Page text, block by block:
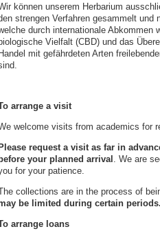
können unserem Herbarium
strengen Verfahren gesammelt und
durch internationale Abkommen
biologische Vielfalt (CBD) und das
Handel mit gefährdeten Arten
arrange a visit
welcome visits from academics for
Please request a visit as far in
before your planned arrival . We are
for your patience.
collections are in the process of
be limited during certain periods.
arrange loans